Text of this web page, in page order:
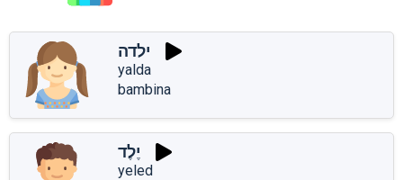
ילדה
yalda
bambina
יֶלֶד
yeled